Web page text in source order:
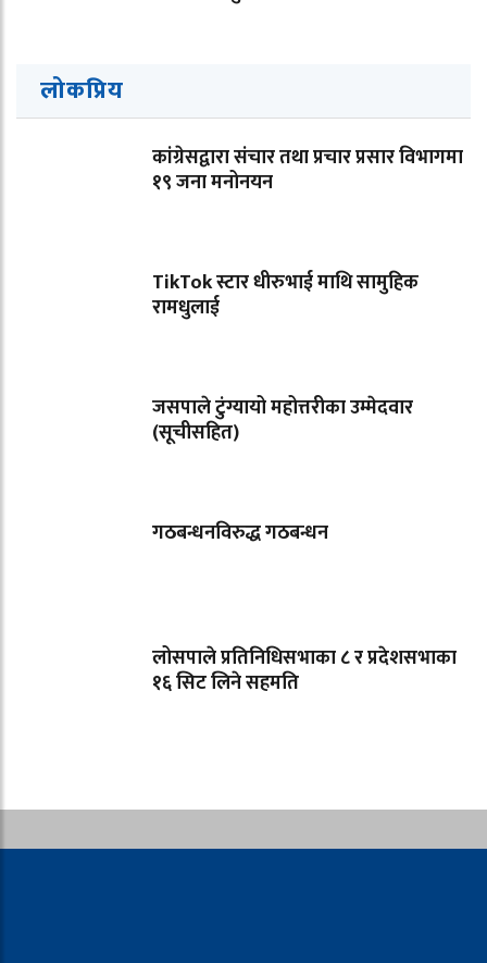
लोकप्रिय
कांग्रेसद्वारा संचार तथा प्रचार प्रसार विभागमा
१९ जना मनोनयन
TikTok स्टार धीरुभाई माथि सामुहिक
रामधुलाई
जसपाले टुंग्यायो महोत्तरीका उम्मेदवार
(सूचीसहित)
गठबन्धनविरुद्ध गठबन्धन
लोसपाले प्रतिनिधिसभाका ८ र प्रदेशसभाका
१६ सिट लिने सहमति